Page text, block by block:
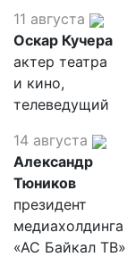
11 августа
Оскар Кучера
актер театра
и кино,
телеведущий
14 августа
Александр
Тюников
президент
медиахолдинга
«АС Байкал ТВ»